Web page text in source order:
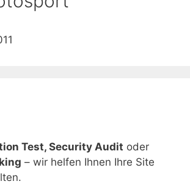
Test, Security Audit oder
– wir helfen Ihnen Ihre Site